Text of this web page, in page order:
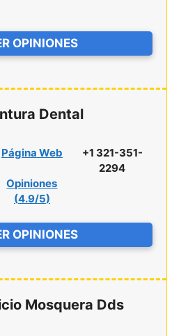
OPINIONES
Dental
Página Web
Opiniones
(4.9/5)
+1 321-351-
2294
OPINIONES
Mosquera Dds